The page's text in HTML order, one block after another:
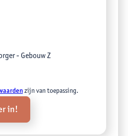
- Gebouw Z
zijn van toepassing.
in!